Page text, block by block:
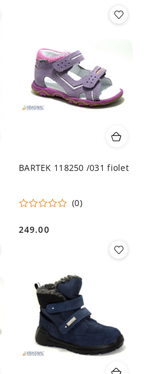
BARTEK 118250 /031 fiolet
(0)
Cena:
249.00